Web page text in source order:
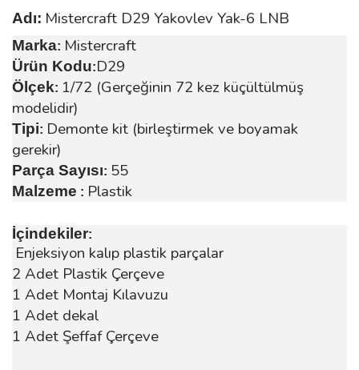
Adı: Mistercraft D29 Yakovlev Yak-6 LNB
Marka: Mistercraft
Ürün Kodu:D29
Ölçek: 1/72 (Gerçeğinin 72 kez küçültülmüş
modelidir)
Tipi: Demonte kit (birleştirmek ve boyamak
gerekir)
Parça Sayısı: 55
Malzeme : Plastik
İçindekiler:
Enjeksiyon kalıp plastik parçalar
2 Adet Plastik Çerçeve
1 Adet Montaj Kılavuzu
1 Adet dekal
1 Adet Şeffaf Çerçeve